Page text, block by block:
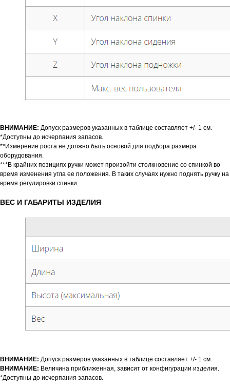
ВНИМАНИЕ: Допуск размеров указанных в таблице составляет +/- 1 см.
*Доступны до исчерпания запасов.
**Измерение роста не должно быть основой для подбора размера
оборудования.
***В крайних позициях ручки может произойти столкновение со спинкой во
время изменения угла ее положения. В таких случаях нужно поднять ручку на
время регулировки спинки.
ВЕС И ГАБАРИТЫ ИЗДЕЛИЯ
ВНИМАНИЕ: Допуск размеров указанных в таблице составляет +/- 1 см.
ВНИМАНИЕ: Величина приближенная, зависит от конфигурации изделия.
*Доступны до исчерпания запасов.